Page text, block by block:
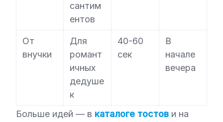
сантим
ентов
От
внучки
Для
романт
ичных
дедуше
к
40-60
сек
В
начале
вечера
Больше идей — в каталоге тостов и на